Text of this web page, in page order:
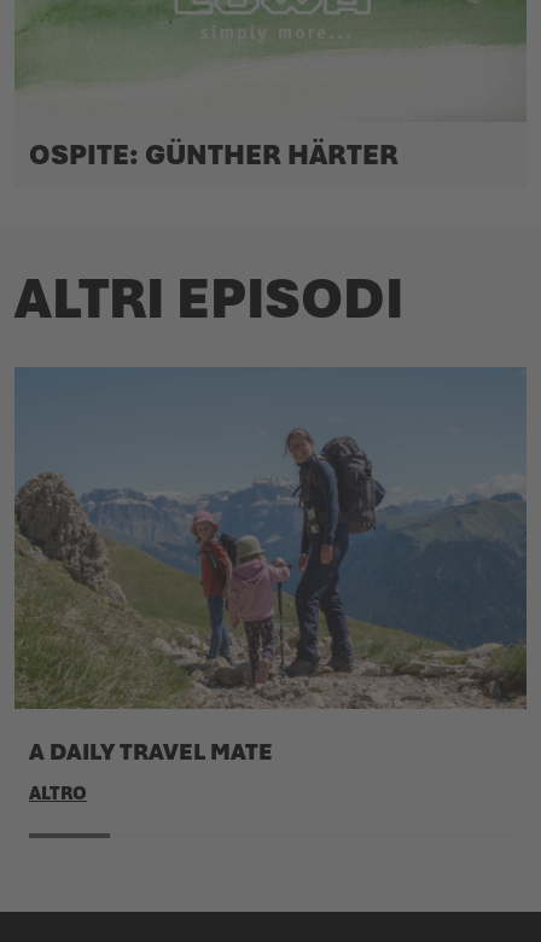
OSPITE: GÜNTHER HÄRTER
ALTRI EPISODI
A DAILY TRAVEL MATE
ALTRO